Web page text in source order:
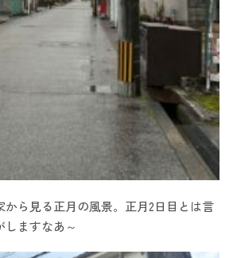
から見る正月の風景。正月2日目とは言
しますなあ～